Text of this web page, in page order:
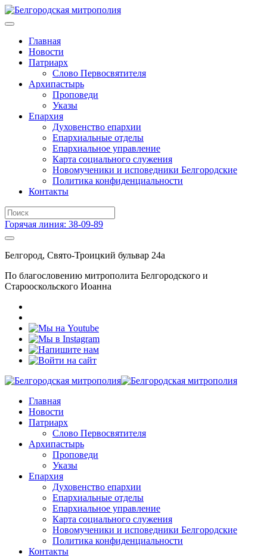
Главная
Новости
Патриарх
Слово Первосвятителя
Архипастырь
Проповеди
Указы
Епархия
Духовенство епархии
Епархиальные отделы
Епархиальное управление
Карта социального служения
Новомученики и исповедники Белгородские
Политика конфиденциальности
Контакты
Горячая линия: 38-09-89
Белгород, Свято-Троицкий бульвар 24а
По благословению митрополита Белгородского и
Старооскольского Иоанна
Главная
Новости
Патриарх
Слово Первосвятителя
Архипастырь
Проповеди
Указы
Епархия
Духовенство епархии
Епархиальные отделы
Епархиальное управление
Карта социального служения
Новомученики и исповедники Белгородские
Политика конфиденциальности
Контакты